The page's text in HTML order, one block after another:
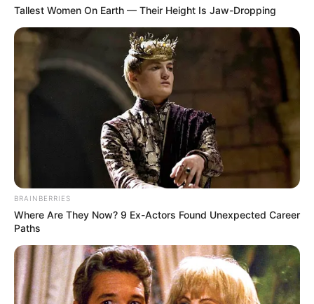
Tallest Women On Earth — Their Height Is Jaw-Dropping
BRAINBERRIES
Where Are They Now? 9 Ex-Actors Found Unexpected Career
Paths